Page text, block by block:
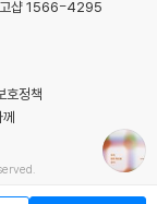
샵 1566-4295
호정책